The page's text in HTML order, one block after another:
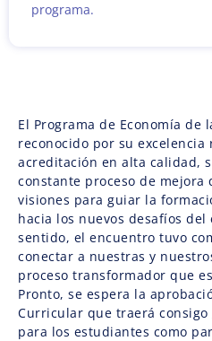
programa.
El Programa de Economía de
reconocido por su excelencia
acreditación en alta calidad,
constante proceso de mejora
visiones para guiar la
hacia los nuevos desafíos
sentido, el encuentro tuvo
conectar a nuestras y
proceso transformador que
Pronto, se espera la
Curricular que traerá
para los estudiantes como